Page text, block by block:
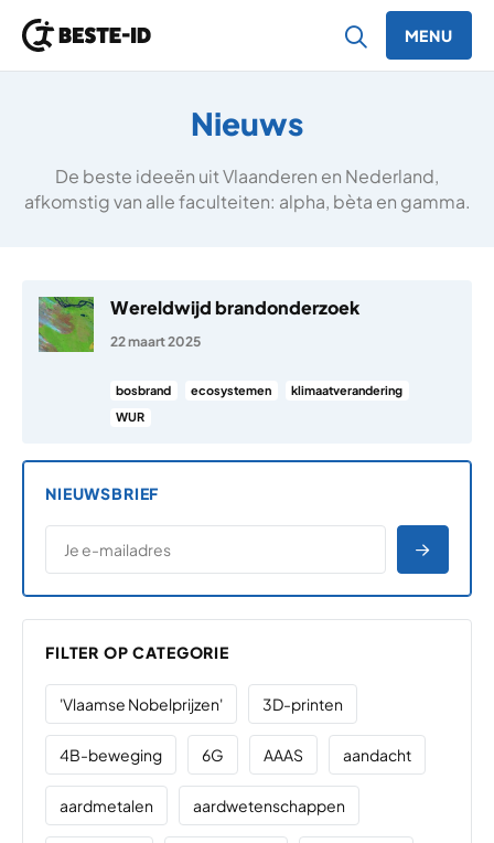
MENU
Nieuws
De beste ideeën uit Vlaanderen en Nederland,
afkomstig van alle faculteiten: alpha, bèta en gamma.
Wereldwijd brandonderzoek
22 maart 2025
bosbrand ecosystemen
klimaatverandering
WUR
NIEUWSBRIEF
E-MAILADRES
*
FILTER OP CATEGORIE
'Vlaamse Nobelprijzen' 3D-printen
4B-beweging 6G AAAS aandacht
aardmetalen aardwetenschappen